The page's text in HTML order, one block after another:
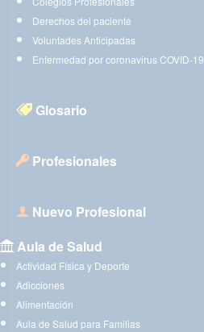
Derechos del paciente
Voluntades Anticipadas
Enfermedad por coronavirus COVID-19
Glosario
Profesionales
Nuevo Profesional
Aula de Salud
Actividad Física y Deporte
Adicciones
Alimentación
Aula de Salud para Familias